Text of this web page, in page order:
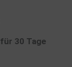
für 30 Tage